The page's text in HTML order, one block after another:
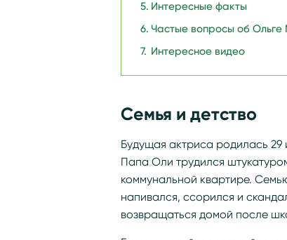
Интересные факты
Частые вопросы об
Интересное видео
Семья и детство
Будущая актриса родилась 29
Папа Оли трудился
коммунальной квартире.
напивался, ссорился и
возвращаться домой после